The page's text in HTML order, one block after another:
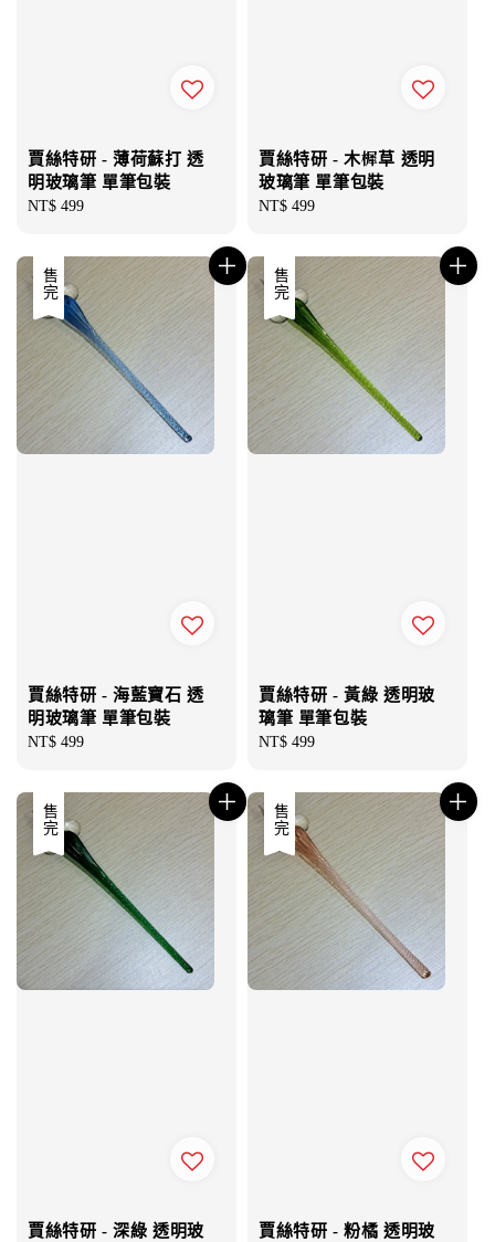
賈絲特研 - 薄荷蘇打 透
明玻璃筆 單筆包裝
Regular
NT$ 499
賈絲特研 - 木樨草 透明
玻璃筆 單筆包裝
Regular
NT$ 499
售完
賈絲特研 - 海藍寶石 透
明玻璃筆 單筆包裝
Regular
NT$ 499
售完
賈絲特研 - 黃綠 透明玻
璃筆 單筆包裝
Regular
NT$ 499
售完
賈絲特研 - 深綠 透明玻
售完
賈絲特研 - 粉橘 透明玻